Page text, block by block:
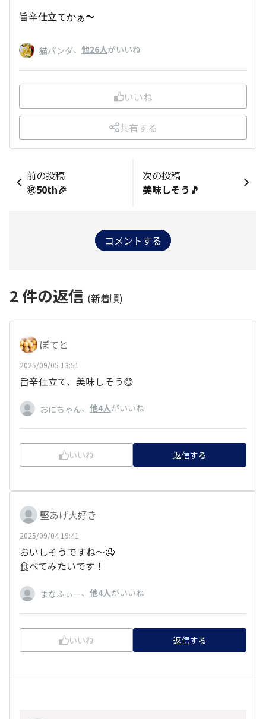
旨辛仕立てかぁ〜
猫パンダ、 他26人がいいね
いいね
共有する
前の投稿
㊗️50th🎉
次の投稿
美味しそう🎵
コメントする
2 件の返信 (新着順)
ぽてと
2025/09/05 13:51
旨辛仕立て、美味しそう😋
おにちゃん、 他4人がいいね
いいね 返信する
堅あげ大好き
2025/09/04 19:41
おいしそうですね〜🤤
食べてみたいです！
まなふぃー、 他4人がいいね
いいね 返信する